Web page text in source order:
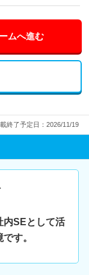
ムへ進む
終了予定日：2026/11/19
内SEとして活
す。